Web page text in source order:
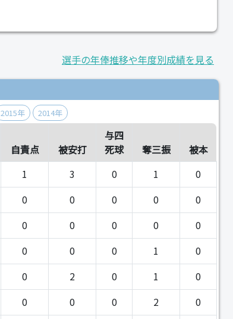
選手の年俸推移や年度別成績を見る
2015年 2014年
自責点 被安打
与四
死球
奪三振 被本
1 3 0 1 0
0 0 0 0 0
0 0 0 0 0
0 0 0 1 0
0 2 0 1 0
0 0 0 2 0